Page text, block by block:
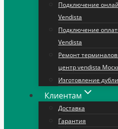
Подключение
Vendista
Подключение
Vendista
Ремонт
центр vendista
Изготовление
Клиентам
Доставка
Гарантия